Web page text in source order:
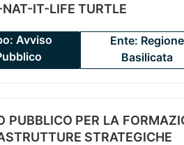
IT-LIFE TURTLE
Avviso
Ente: Regione
Basilicata
PUBBLICO PER LA
STRATEGICHE